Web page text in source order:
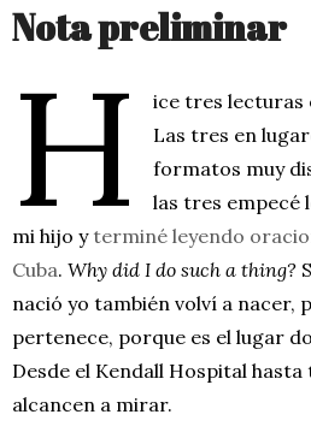
Nota preliminar
H
ice tres lecturas
Las tres en
formatos muy
las tres empecé
mi hijo y terminé leyendo
Cuba. Why did I do such a thing?
nació yo también volví a nacer,
pertenece, porque es el lugar
Desde el Kendall Hospital
alcancen a mirar.